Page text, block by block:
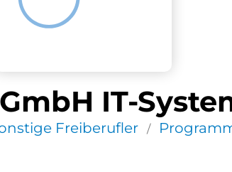
IT-
Freiberufler /